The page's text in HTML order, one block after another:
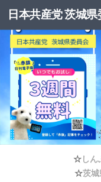
コンテンツへスキ
日本共産党 茨城
☆し
☆茨城